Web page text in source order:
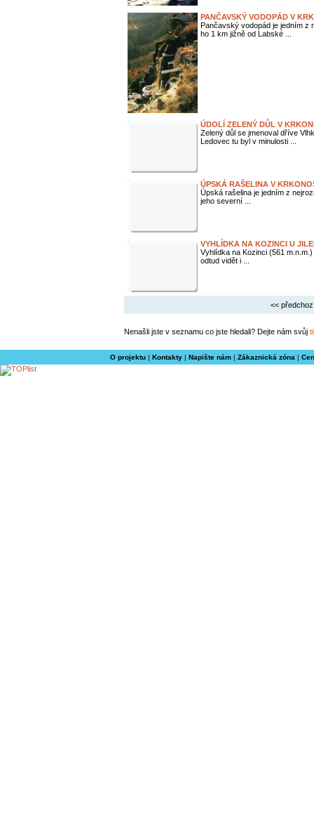
PANČAVSKÝ VODOPÁD V
Pančavský vodopád je jedním z
ho 1 km jižně od Labské ...
ÚDOLÍ ZELENÝ DŮL V
Zelený důl se jmenoval dříve
Ledovec tu byl v minulosti ...
ÚPSKÁ RAŠELINA V
Úpská rašelina je jedním z
jeho severní ...
VYHLÍDKA NA KOZINCI U
Vyhlídka na Kozinci (561
odtud vidět i ...
<<
Nenašli jste v seznamu co jste hledali? Dejte nám svůj
O projektu| Kontakty| Napište nám| Zákaznická zóna |